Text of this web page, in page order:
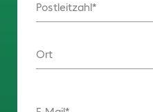
Postleitzahl
Ort